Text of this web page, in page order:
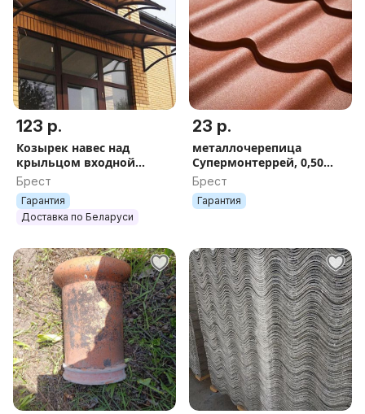
123 р.
Козырек навес над
крыльцом входной
дверью. Полимер или
цинк. Все цвета.
Гарантия. Доставка по РБ.
Брест
Гарантия
Доставка по Беларуси
23 р.
металлочерепица
Супермонтеррей, 0,50
мм, мат
Брест
Гарантия